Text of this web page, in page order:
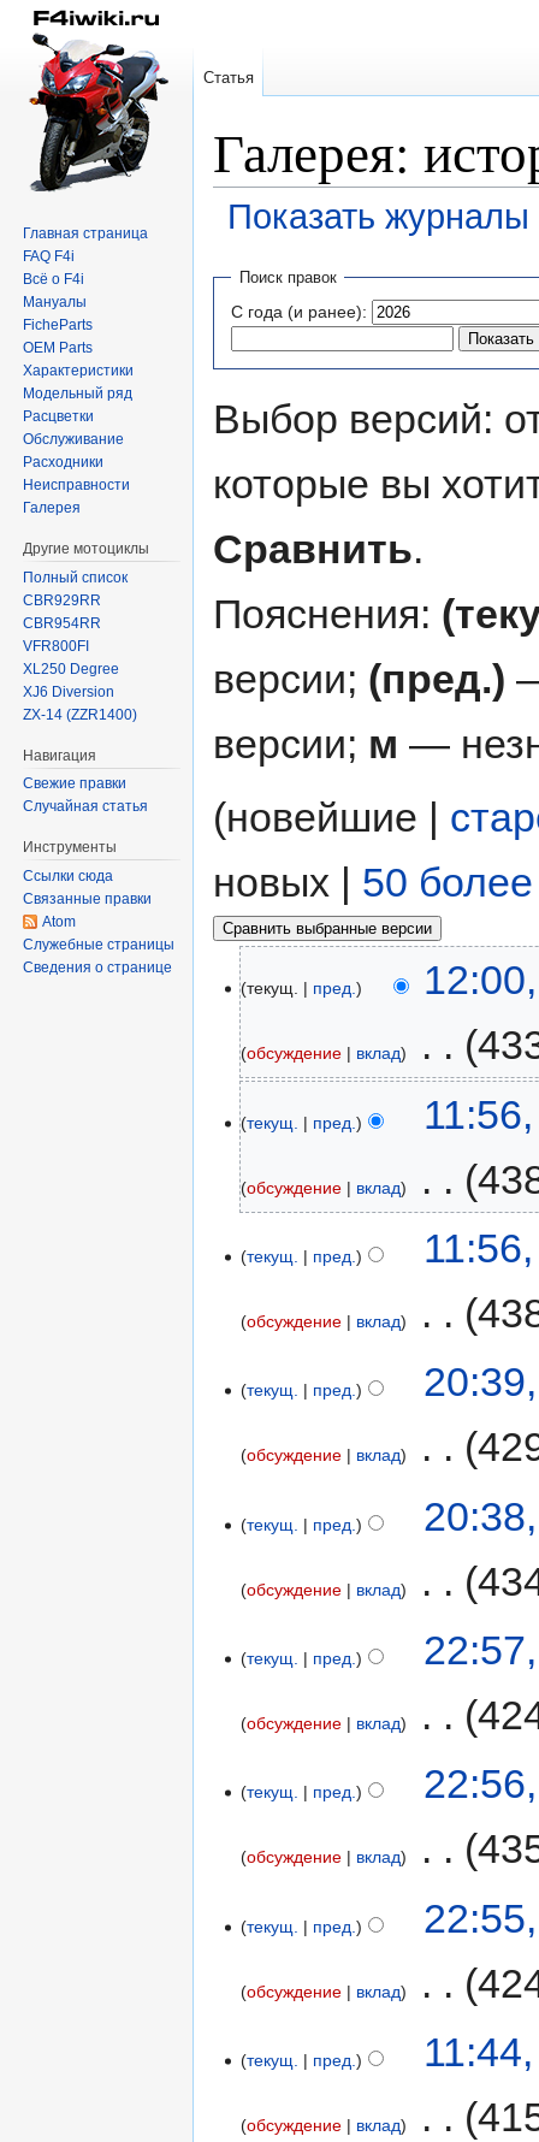
Галерея:
Показать
Перейти
навигации
Перейти
поиску
Поиск правок
С года (и ранее):
Выбор версий:
которые вы
Сравнить.
Пояснения:
версии; (пред.)
версии; м —
(новейшие |
новых | 50
текущ. пред.
обсуждение вклад
текущ. пред.
обсуждение вклад
текущ. пред.
обсуждение вклад
текущ. пред.
обсуждение вклад
текущ. пред.
обсуждение вклад
текущ. пред.
обсуждение вклад
текущ. пред.
обсуждение вклад
текущ. пред.
обсуждение вклад
текущ. пред.
обсуждение вклад
Статья
Главная страница
FAQ F4i
Всё о F4i
Мануалы
FicheParts
OEM Parts
Характеристики
Модельный ряд
Расцветки
Обслуживание
Расходники
Неисправности
Галерея
Другие мотоциклы
Полный список
CBR929RR
CBR954RR
VFR800FI
XL250 Degree
XJ6 Diversion
ZX-14 (ZZR1400)
Навигация
Свежие правки
Случайная статья
Инструменты
Ссылки сюда
Связанные правки
Atom
Служебные страницы
Сведения о странице